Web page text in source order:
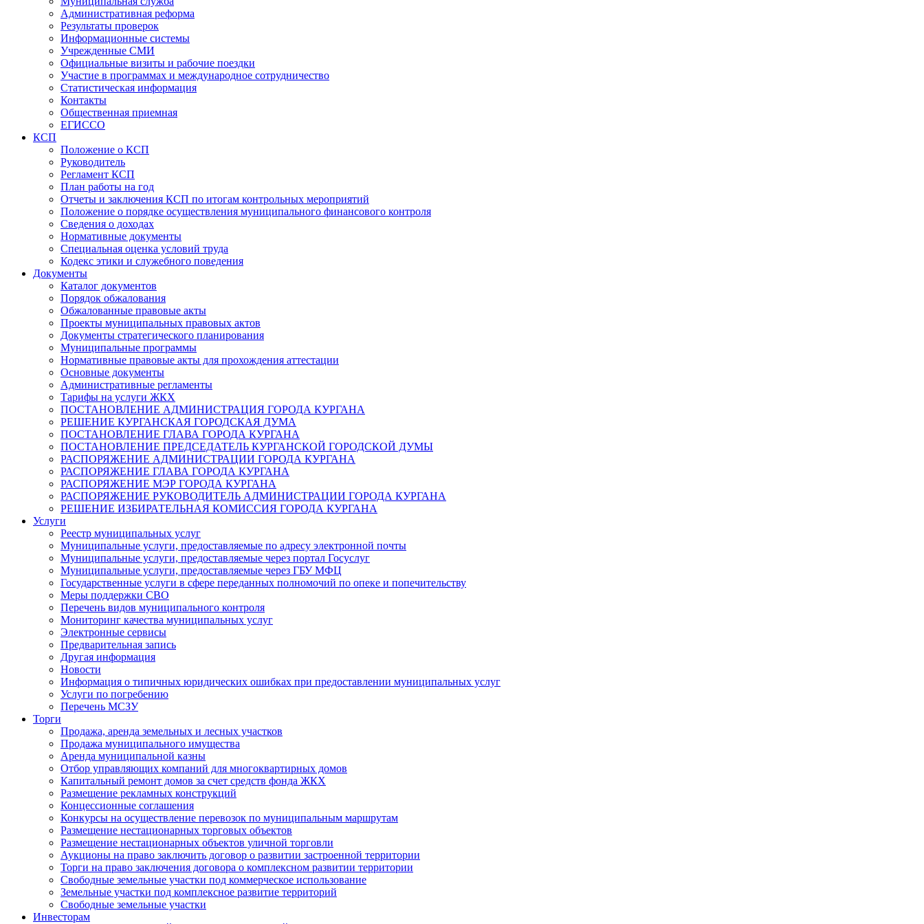
Административная реформа
Результаты проверок
Информационные системы
Учрежденные СМИ
Официальные визиты и рабочие поездки
Участие в программах и международное сотрудничество
Статистическая информация
Контакты
Общественная приемная
ЕГИССО
КСП
Положение о КСП
Руководитель
Регламент КСП
План работы на год
Отчеты и заключения КСП по итогам контрольных мероприятий
Положение о порядке осуществления муниципального финансового контроля
Сведения о доходах
Нормативные документы
Специальная оценка условий труда
Кодекс этики и служебного поведения
Документы
Каталог документов
Порядок обжалования
Обжалованные правовые акты
Проекты муниципальных правовых актов
Документы стратегического планирования
Муниципальные программы
Нормативные правовые акты для прохождения аттестации
Основные документы
Административные регламенты
Тарифы на услуги ЖКХ
ПОСТАНОВЛЕНИЕ АДМИНИСТРАЦИЯ ГОРОДА КУРГАНА
РЕШЕНИЕ КУРГАНСКАЯ ГОРОДСКАЯ ДУМА
ПОСТАНОВЛЕНИЕ ГЛАВА ГОРОДА КУРГАНА
ПОСТАНОВЛЕНИЕ ПРЕДСЕДАТЕЛЬ КУРГАНСКОЙ ГОРОДСКОЙ ДУМЫ
РАСПОРЯЖЕНИЕ АДМИНИСТРАЦИИ ГОРОДА КУРГАНА
РАСПОРЯЖЕНИЕ ГЛАВА ГОРОДА КУРГАНА
РАСПОРЯЖЕНИЕ МЭР ГОРОДА КУРГАНА
РАСПОРЯЖЕНИЕ РУКОВОДИТЕЛЬ АДМИНИСТРАЦИИ ГОРОДА КУРГАНА
РЕШЕНИЕ ИЗБИРАТЕЛЬНАЯ КОМИССИЯ ГОРОДА КУРГАНА
Услуги
Реестр муниципальных услуг
Муниципальные услуги, предоставляемые по адресу электронной почты
Муниципальные услуги, предоставляемые через портал Госуслуг
Муниципальные услуги, предоставляемые через ГБУ МФЦ
Государственные услуги в сфере переданных полномочий по опеке и попечительству
Меры поддержки СВО
Перечень видов муниципального контроля
Мониторинг качества муниципальных услуг
Электронные сервисы
Предварительная запись
Другая информация
Новости
Информация о типичных юридических ошибках при предоставлении муниципальных услуг
Услуги по погребению
Перечень МСЗУ
Торги
Продажа, аренда земельных и лесных участков
Продажа муниципального имущества
Аренда муниципальной казны
Отбор управляющих компаний для многоквартирных домов
Капитальный ремонт домов за счет средств фонда ЖКХ
Размещение рекламных конструкций
Концессионные соглашения
Конкурсы на осуществление перевозок по муниципальным маршрутам
Размещение нестационарных торговых объектов
Размещение нестационарных объектов уличной торговли
Аукционы на право заключить договор о развитии застроенной территории
Торги на право заключения договора о комплексном развитии территории
Свободные земельные участки под коммерческое использование
Земельные участки под комплексное развитие территорий
Свободные земельные участки
Инвесторам